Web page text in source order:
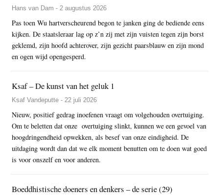
Hans van Dam - 2 augustus 2026
Pas toen Wu hartverscheurend begon te janken ging de bediende eens
kijken. De staatsleraar lag op z’n zij met zijn vuisten tegen zijn borst
geklemd, zijn hoofd achterover, zijn gezicht paarsblauw en zijn mond
en ogen wijd opengesperd.
Ksaf – De kunst van het geluk 1
Ksaf Vandeputte - 22 juli 2026
Nieuw, positief gedrag inoefenen vraagt om volgehouden overtuiging.
Om te beletten dat onze overtuiging slinkt, kunnen we een gevoel van
hoogdringendheid opwekken, als besef van onze eindigheid. De
uitdaging wordt dan dat we elk moment benutten om te doen wat goed
is voor onszelf en voor anderen.
Boeddhistische doeners en denkers – de serie (29)